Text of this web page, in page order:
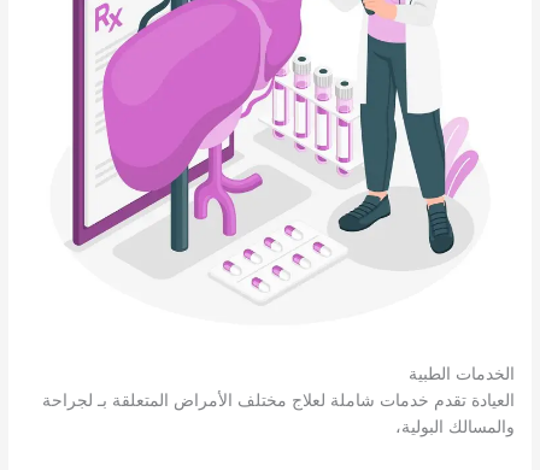
الخدمات الطبية
العيادة تقدم خدمات شاملة لعلاج مختلف الأمراض المتعلقة بـ لجراحة
والمسالك البولية،